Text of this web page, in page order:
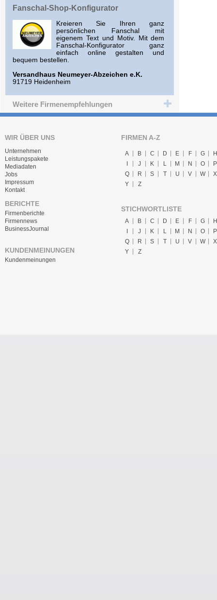
Fanschal-Shop-Konfigurator
Kreieren Sie Ihren ganz
persönlichen Fanschal mit
eigenem Text und Motiv. Mit dem
Fanschal-Konfigurator ganz
einfach online gestalten und
bequem bestellen.
Versandhaus Neumeyer-Abzeichen e.K.
91719 Heidenheim
Weitere Firmenempfehlungen
WIR ÜBER UNS
Unternehmen
Leistungspakete
Mediadaten
Jobs
Impressum
Kontakt
BERICHTE
Firmenberichte
Firmennews
BusinessJournal
KUNDENMEINUNGEN
Kundenmeinungen
FIRMEN A-Z
A B C D E F G
H
J K L M N O
P
Q
R S T U V W
X
Y
Z
STICHWORTLISTE
A B C D E F G
H
I
J K L M N O
P
Q
R S T U V W
X
Y
Z